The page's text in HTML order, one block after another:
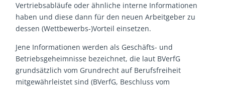
Vertriebsabläufe oder ähnliche interne Informationen
haben und diese dann für den neuen Arbeitgeber zu
dessen (Wettbewerbs-)Vorteil einsetzen.
Jene Informationen werden als Geschäfts- und
Betriebsgeheimnisse bezeichnet, die laut BVerfG
grundsätzlich vom Grundrecht auf Berufsfreiheit
mitgewährleistet sind (BVerfG, Beschluss vom